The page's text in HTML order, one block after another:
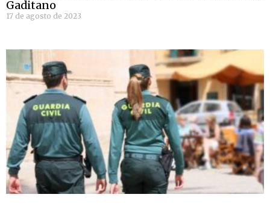
Gaditano
17 de agosto de 2023